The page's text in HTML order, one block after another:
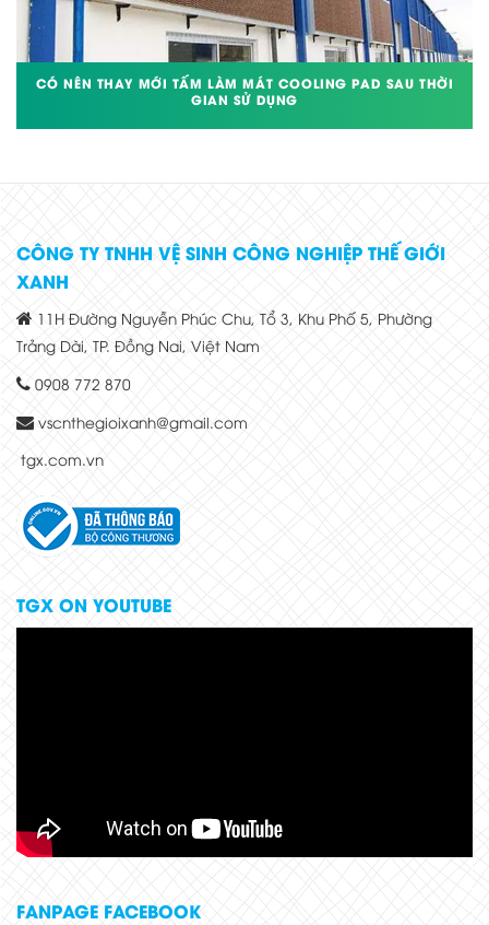
CÓ NÊN THAY MỚI TẤM LÀM MÁT COOLING PAD SAU THỜI
GIAN SỬ DỤNG
CÔNG TY TNHH VỆ SINH CÔNG NGHIỆP THẾ GIỚI
XANH
11H Đường Nguyễn Phúc Chu, Tổ 3, Khu Phố 5, Phường
Trảng Dài, TP. Đồng Nai, Việt Nam
0908 772 870
vscnthegioixanh@gmail.com
tgx.com.vn
TGX ON YOUTUBE
FANPAGE FACEBOOK